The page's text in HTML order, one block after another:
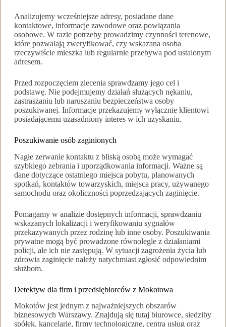
Analizujemy wcześniejsze adresy, posiadane dane
kontaktowe, informacje zawodowe oraz powiązania
osobowe. W razie potrzeby prowadzimy czynności terenowe,
które pozwalają zweryfikować, czy wskazana osoba
rzeczywiście mieszka lub regularnie przebywa pod ustalonym
adresem.
Przed rozpoczęciem zlecenia sprawdzamy jego cel i
podstawę. Nie podejmujemy działań służących nękaniu,
zastraszaniu lub naruszaniu bezpieczeństwa osoby
poszukiwanej. Informacje przekazujemy wyłącznie klientowi
posiadającemu uzasadniony interes w ich uzyskaniu.
Poszukiwanie osób zaginionych
Nagłe zerwanie kontaktu z bliską osobą może wymagać
szybkiego zebrania i uporządkowania informacji. Ważne są
dane dotyczące ostatniego miejsca pobytu, planowanych
spotkań, kontaktów towarzyskich, miejsca pracy, używanego
samochodu oraz okoliczności poprzedzających zaginięcie.
Pomagamy w analizie dostępnych informacji, sprawdzaniu
wskazanych lokalizacji i weryfikowaniu sygnałów
przekazywanych przez rodzinę lub inne osoby. Poszukiwania
prywatne mogą być prowadzone równolegle z działaniami
policji, ale ich nie zastępują. W sytuacji zagrożenia życia lub
zdrowia zaginięcie należy natychmiast zgłosić odpowiednim
służbom.
Detektyw dla firm i przedsiębiorców z Mokotowa
Mokotów jest jednym z najważniejszych obszarów
biznesowych Warszawy. Znajdują się tutaj biurowce, siedziby
spółek, kancelarie, firmy technologiczne, centra usług oraz